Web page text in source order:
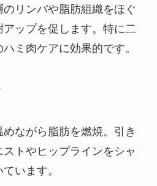
リンパや脂肪組織をほぐ
ップを促します。特に二
ミ肉ケアに効果的です。
ながら脂肪を燃焼。引き
トやヒップラインをシャ
います。